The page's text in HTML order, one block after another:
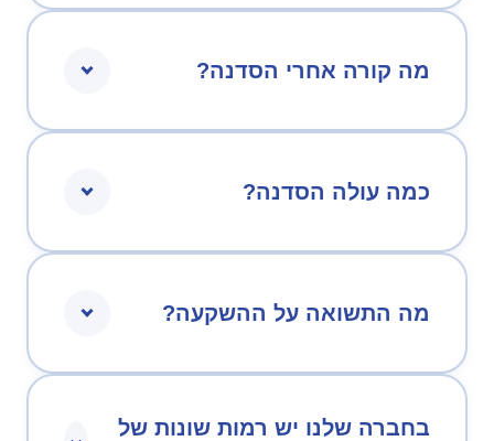
מה קורה אחרי הסדנה?
כמה עולה הסדנה?
מה התשואה על ההשקעה?
בחברה שלנו יש רמות שונות של